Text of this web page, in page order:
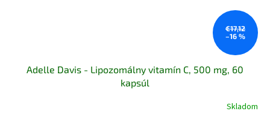
€17,12
–16 %
Adelle Davis - Lipozomálny vitamín C, 500 mg, 60
kapsúl
Skladom